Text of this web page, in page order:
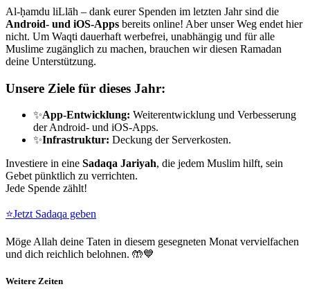
Al-ḥamdu liLlāh – dank eurer Spenden im letzten Jahr sind die
Android- und iOS-Apps bereits online! Aber unser Weg endet hier
nicht. Um Waqti dauerhaft werbefrei, unabhängig und für alle
Muslime zugänglich zu machen, brauchen wir diesen Ramadan
deine Unterstützung.
Unsere Ziele für dieses Jahr:
✨App-Entwicklung: Weiterentwicklung und Verbesserung
der Android- und iOS-Apps.
✨Infrastruktur: Deckung der Serverkosten.
Investiere in eine Sadaqa Jariyah, die jedem Muslim hilft, sein
Gebet pünktlich zu verrichten.
Jede Spende zählt!
⭐Jetzt Sadaqa geben
Möge Allah deine Taten in diesem gesegneten Monat vervielfachen
und dich reichlich belohnen. 🤲💙
Weitere Zeiten